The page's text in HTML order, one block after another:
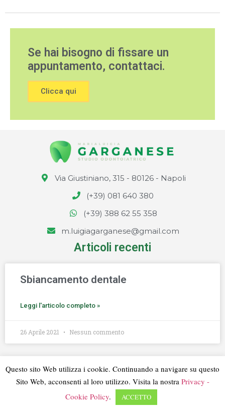
Se hai bisogno di fissare un
appuntamento, contattaci.
Clicca qui
Via Giustiniano, 315 - 80126 - Napoli
(+39) 081 640 380
(+39) 388 62 55 358
m.luigiagarganese@gmail.com
Articoli recenti
Sbiancamento dentale
Leggi l'articolo completo »
26 Aprile 2021 Nessun commento
Copyright © 2020 Maria Luigia Garganese Studio Odontoiatrico
P:IVA IT06364221215
Questo sito Web utilizza i cookie. Continuando a navigare su questo
Sito Web, acconsenti al loro utilizzo. Visita la nostra Privacy -
Cookie Policy. ACCETTO